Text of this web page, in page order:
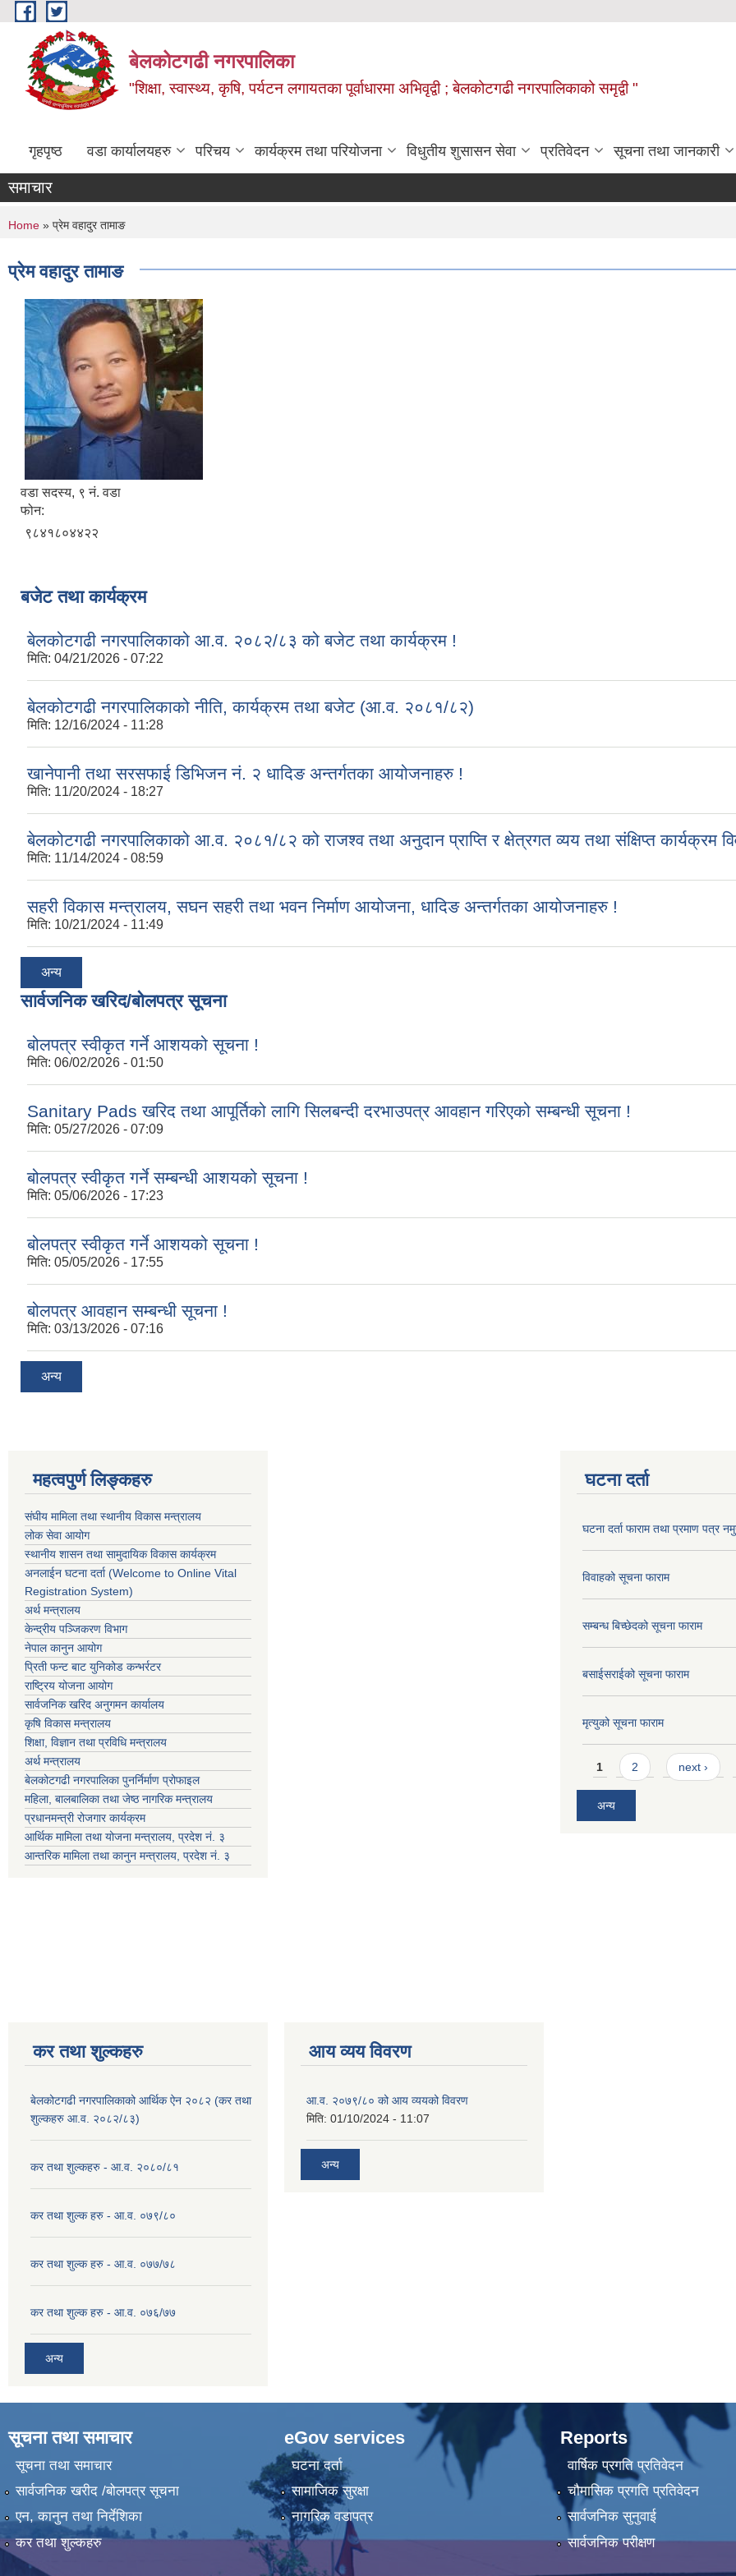
Skip to main content
बेलकोटगढी नगरपालिका
"शिक्षा, स्वास्थ्य, कृषि, पर्यटन लगायतका पूर्वाधारमा अभिवृद्वी ; बेलकोटगढी नगरपालिकाको समृद्वी "
गृहपृष्ठ वडा कार्यालयहरु परिचय कार्यक्रम तथा परियोजना विधुतीय शुसासन सेवा प्रतिवेदन सूचना तथा जानकारी
समाचार
You are here
Home » प्रेम वहादुर तामाङ
प्रेम वहादुर तामाङ
वडा सदस्य, ९ नं. वडा
फोन:
९८४१८०४४२२
बजेट तथा कार्यक्रम
बेलकोटगढी नगरपालिकाको आ.व. २०८२/८३ को बजेट तथा कार्यक्रम !
मिति: 04/21/2026 - 07:22
बेलकोटगढी नगरपालिकाको नीति, कार्यक्रम तथा बजेट (आ.व. २०८१/८२)
मिति: 12/16/2024 - 11:28
खानेपानी तथा सरसफाई डिभिजन नं. २ धादिङ अन्तर्गतका आयोजनाहरु !
मिति: 11/20/2024 - 18:27
बेलकोटगढी नगरपालिकाको आ.व. २०८१/८२ को राजश्व तथा अनुदान प्राप्ति र क्षेत्रगत व्यय तथा संक्षिप्त कार्यक्रम
मिति: 11/14/2024 - 08:59
सहरी विकास मन्त्रालय, सघन सहरी तथा भवन निर्माण आयोजना, धादिङ अन्तर्गतका आयोजनाहरु !
मिति: 10/21/2024 - 11:49
अन्य
सार्वजनिक खरिद/बोलपत्र सूचना
बोलपत्र स्वीकृत गर्ने आशयको सूचना !
मिति: 06/02/2026 - 01:50
Sanitary Pads खरिद तथा आपूर्तिको लागि सिलबन्दी दरभाउपत्र आवहान गरिएको सम्बन्धी सूचना !
मिति: 05/27/2026 - 07:09
बोलपत्र स्वीकृत गर्ने सम्बन्धी आशयको सूचना !
मिति: 05/06/2026 - 17:23
बोलपत्र स्वीकृत गर्ने आशयको सूचना !
मिति: 05/05/2026 - 17:55
बोलपत्र आवहान सम्बन्धी सूचना !
मिति: 03/13/2026 - 07:16
अन्य
महत्वपुर्ण लिङ्कहरु
संघीय मामिला तथा स्थानीय विकास मन्त्रालय
लोक सेवा आयोग
स्थानीय शासन तथा सामुदायिक विकास कार्यक्रम
अनलाईन घटना दर्ता (Welcome to Online Vital
Registration System)
अर्थ मन्त्रालय
केन्द्रीय पञ्जिकरण विभाग
नेपाल कानुन आयोग
प्रिती फन्ट बाट युनिकोड कन्भर्रटर
राष्ट्रिय योजना आयोग
सार्वजनिक खरिद अनुगमन कार्यालय
कृषि विकास मन्त्रालय
शिक्षा, विज्ञान तथा प्रविधि मन्त्रालय
अर्थ मन्त्रालय
बेलकोटगढी नगरपालिका पुनर्निर्माण प्रोफाइल
महिला, बालबालिका तथा जेष्ठ नागरिक मन्त्रालय
प्रधानमन्त्री रोजगार कार्यक्रम
आर्थिक मामिला तथा योजना मन्त्रालय, प्रदेश नं. ३
आन्तरिक मामिला तथा कानुन मन्त्रालय, प्रदेश नं. ३
घटना दर्ता
घटना दर्ता फाराम तथा प्रमाण पत्र
विवाहको सूचना फाराम
सम्बन्ध बिच्छेदको सूचना फाराम
बसाईसराईको सूचना फाराम
मृत्युको सूचना फाराम
Pages
1 2 next ›
अन्य
कर तथा शुल्कहरु
बेलकोटगढी नगरपालिकाको आर्थिक ऐन २०८२ (कर तथा
शुल्कहरु आ.व. २०८२/८३)
कर तथा शुल्कहरु - आ.व. २०८०/८१
कर तथा शुल्क हरु - आ.व. ०७९/८०
कर तथा शुल्क हरु - आ.व. ०७७/७८
कर तथा शुल्क हरु - आ.व. ०७६/७७
अन्य
आय व्यय विवरण
आ.व. २०७९/८० को आय व्ययको विवरण
मिति: 01/10/2024 - 11:07
अन्य
सूचना तथा समाचार
सूचना तथा समाचार
सार्वजनिक खरीद /बोलपत्र सूचना
एन, कानुन तथा निर्देशिका
कर तथा शुल्कहरु
eGov services
घटना दर्ता
सामाजिक सुरक्षा
नागरिक वडापत्र
Reports
वार्षिक प्रगति प्रतिवेदन
चौमासिक प्रगति प्रतिवेदन
सार्वजनिक सुनुवाई
सार्वजनिक परीक्षण